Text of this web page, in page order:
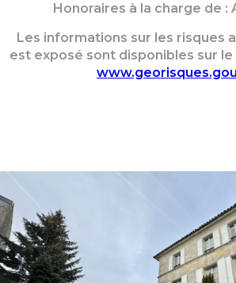
Honoraires à la charge de :
Les informations sur les risques
est exposé sont disponibles sur le